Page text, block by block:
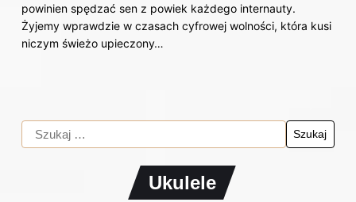
powinien spędzać sen z powiek każdego internauty.
Żyjemy wprawdzie w czasach cyfrowej wolności, która kusi
niczym świeżo upieczony…
Ukulele